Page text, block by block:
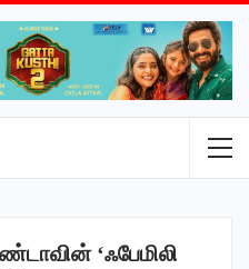
‘ஃபேமிலி